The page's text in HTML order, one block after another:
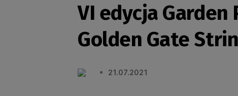
VI edycja
Golden Gate
21.07.2021